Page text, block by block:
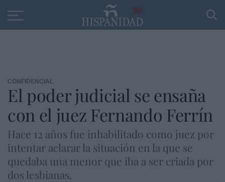
30
CONFIDENCIAL
El poder judicial se ensaña
con el juez Fernando Ferrín
Hace 12 años fue inhabilitado como juez por
intentar aclarar la situación en la que se
quedaba una menor que iba a ser criada por
dos lesbianas.